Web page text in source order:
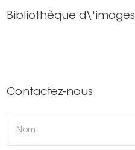
Bibliothèque d\'images
Contactez-nous